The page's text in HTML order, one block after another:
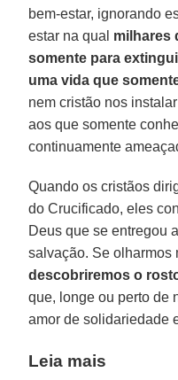
bem-estar, ignorando
estar na qual milhares
somente para
uma vida que
nem cristão nos
aos que somente
continuamente
Quando os cristãos
do Crucificado, eles
Deus que se entregou
salvação. Se olharmos
descobriremos o
que, longe ou perto de
amor de solidariedade
Leia mais